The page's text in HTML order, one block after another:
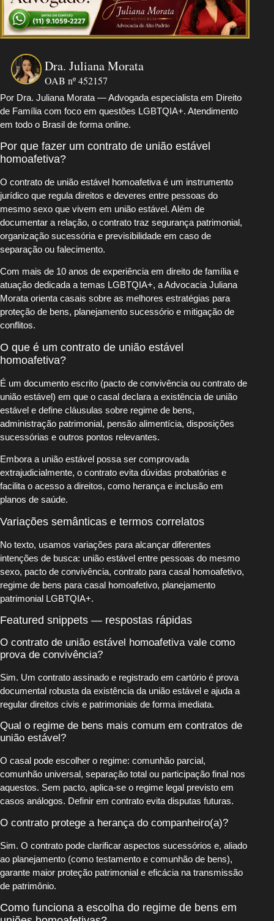
Dra. Juliana Morata
OAB nº 452157
Por Dra. Juliana Morata — Advogada especialista em Direito
de Família com foco em questões LGBTQIA+. Atendimento
em todo o Brasil de forma online.
Por que fazer um contrato de união estável
homoafetiva?
O contrato de união estável homoafetiva é um instrumento
jurídico que regula direitos e deveres entre pessoas do
mesmo sexo que vivem em união estável. Além de
documentar a relação, o contrato traz segurança patrimonial,
organização sucessória e previsibilidade em caso de
separação ou falecimento.
Com mais de 10 anos de experiência em direito de família e
atuação dedicada a temas LGBTQIA+, a Advocacia Juliana
Morata orienta casais sobre as melhores estratégias para
proteção de bens, planejamento sucessório e mitigação de
conflitos.
O que é um contrato de união estável
homoafetiva?
É um documento escrito (pacto de convivência ou contrato de
união estável) em que o casal declara a existência de união
estável e define cláusulas sobre regime de bens,
administração patrimonial, pensão alimentícia, disposições
sucessórias e outros pontos relevantes.
Embora a união estável possa ser comprovada
extrajudicialmente, o contrato evita dúvidas probatórias e
facilita o acesso a direitos, como herança e inclusão em
planos de saúde.
Variações semânticas e termos correlatos
No texto, usamos variações para alcançar diferentes
intenções de busca: união estável entre pessoas do mesmo
sexo, pacto de convivência, contrato para casal homoafetivo,
regime de bens para casal homoafetivo, planejamento
patrimonial LGBTQIA+.
Featured snippets — respostas rápidas
O contrato de união estável homoafetiva vale como
prova de convivência?
Sim. Um contrato assinado e registrado em cartório é prova
documental robusta da existência da união estável e ajuda a
regular direitos civis e patrimoniais de forma imediata.
Qual o regime de bens mais comum em contratos de
união estável?
O casal pode escolher o regime: comunhão parcial,
comunhão universal, separação total ou participação final nos
aquestos. Sem pacto, aplica-se o regime legal previsto em
casos análogos. Definir em contrato evita disputas futuras.
O contrato protege a herança do companheiro(a)?
Sim. O contrato pode clarificar aspectos sucessórios e, aliado
ao planejamento (como testamento e comunhão de bens),
garante maior proteção patrimonial e eficácia na transmissão
de patrimônio.
Como funciona a escolha do regime de bens em